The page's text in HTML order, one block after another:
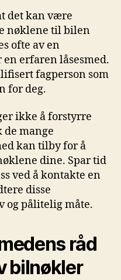
det kan være
nøklene til bilen
ofte av en
⁣erfaren låsesmed.
fagperson som
for deg.
ikke å forstyrre
mange
kan‌ tilby for å
dine. Spar tid
ved å kontakte en
disse
og pålitelig måte.
råd
⁣bilnøkler